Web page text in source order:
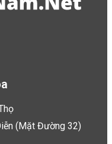
(Mặt Đường 32)